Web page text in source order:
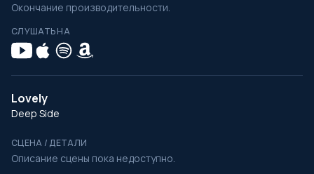
Окончание производительности.
СЛУШАТЬ НА
Lovely
Deep Side
СЦЕНА / ДЕТАЛИ
Описание сцены пока недоступно.